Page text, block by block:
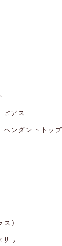
ピアス
ペンダントトップ
）
サリー